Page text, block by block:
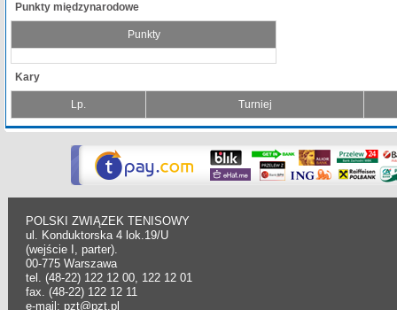
Punkty międzynarodowe
Punkty
Kary
Lp. Turniej
POLSKI ZWIĄZEK TENISOWY
ul. Konduktorska 4 lok.19/U
(wejście I, parter).
00-775 Warszawa
tel. (48-22) 122 12 00, 122 12 01
fax. (48-22) 122 12 11
e-mail: pzt@pzt.pl